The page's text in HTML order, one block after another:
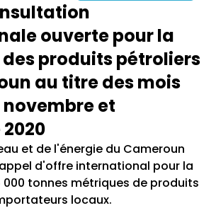
ouverte pour la
produits pétroliers
au titre des mois
et
et de l'énergie du Cameroun
d'offre international pour la
000 tonnes métriques de produits
locaux.